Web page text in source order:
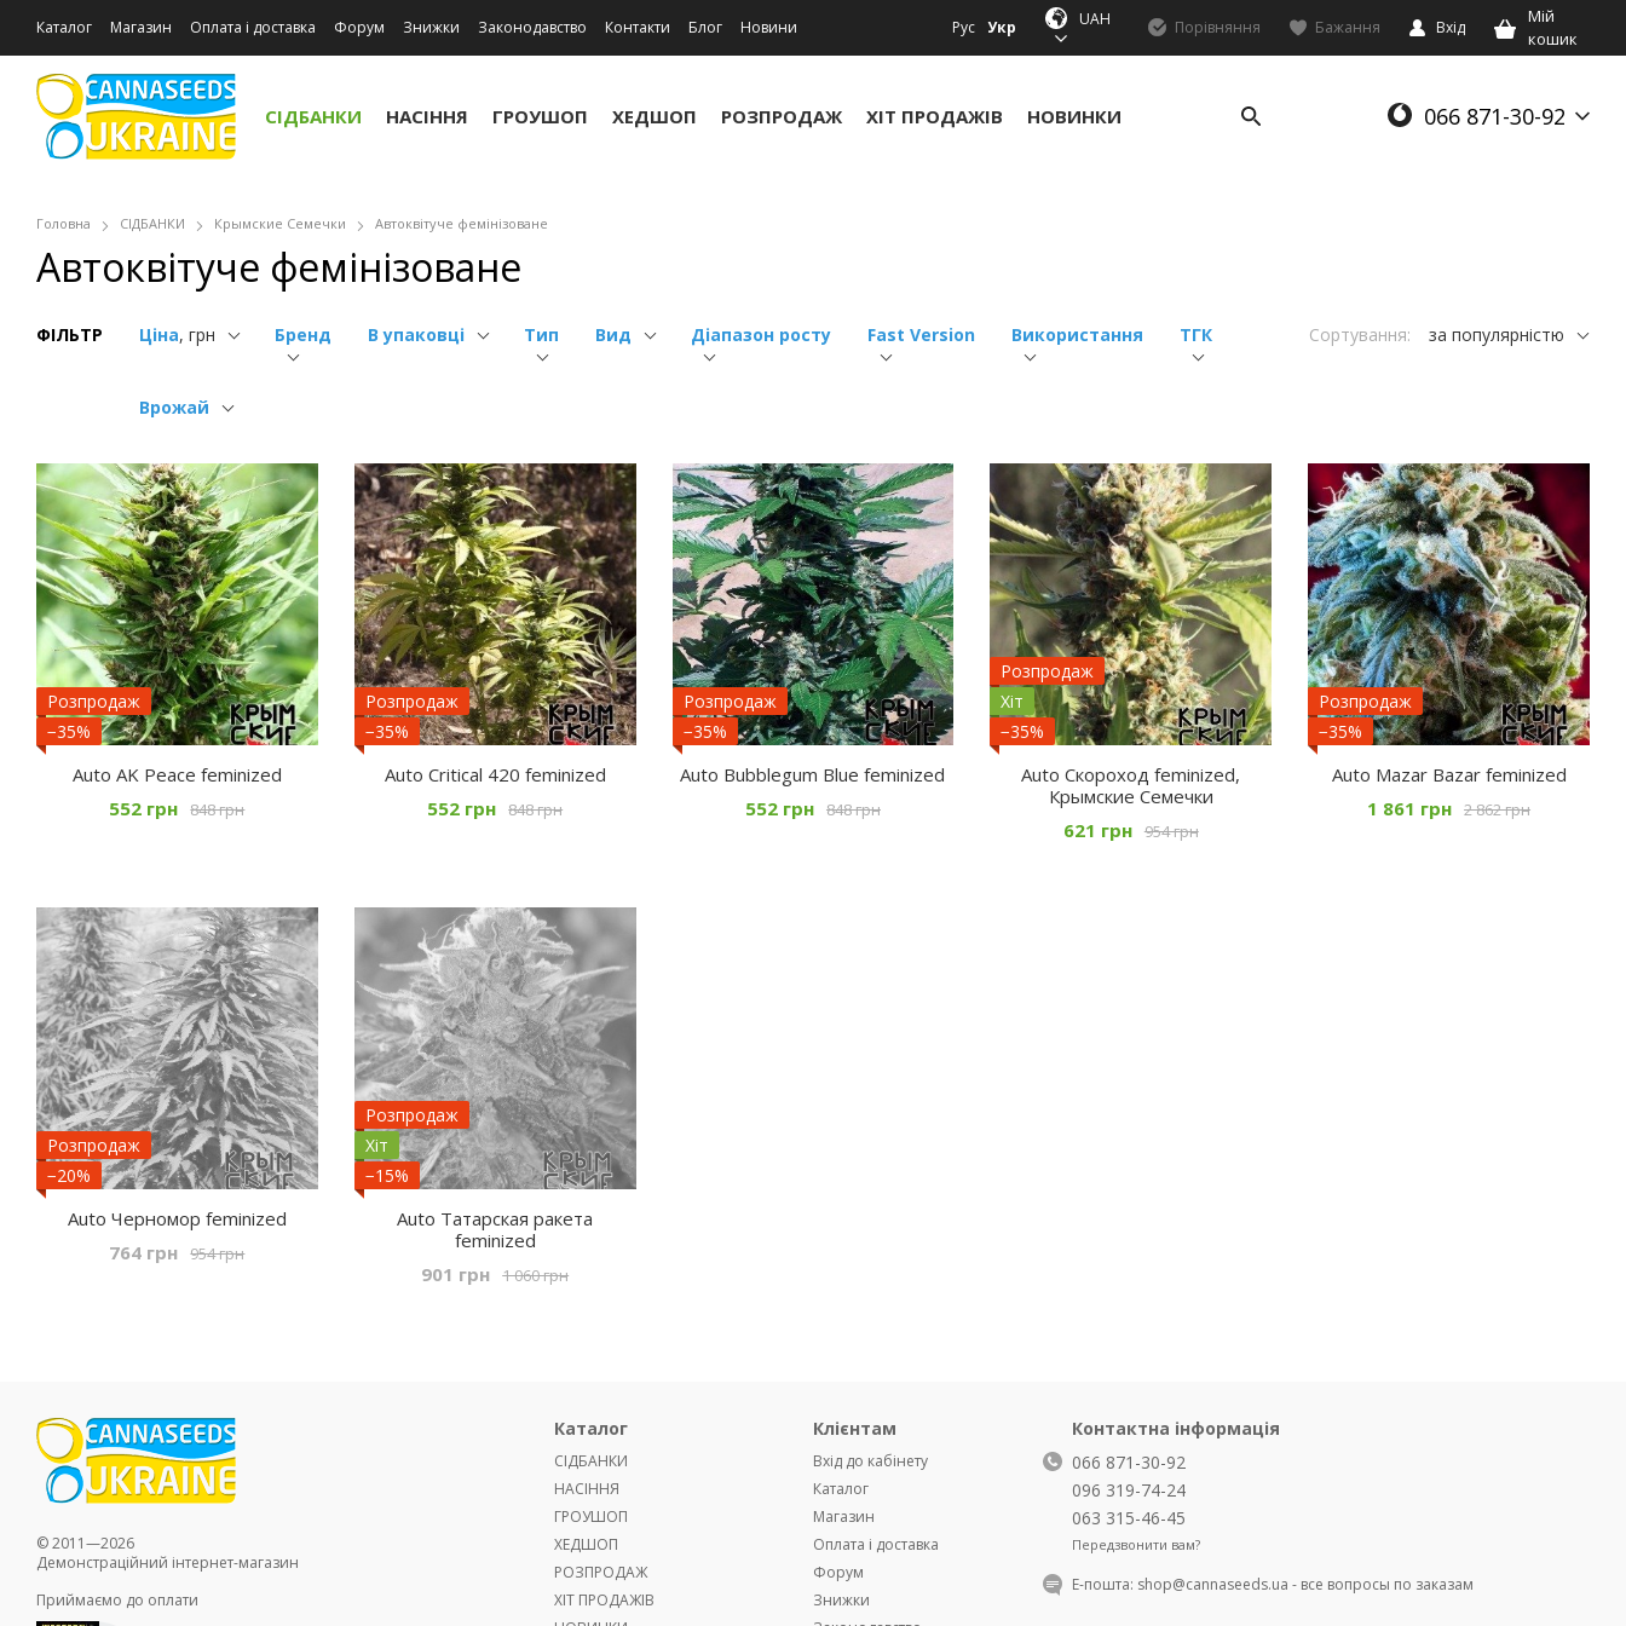
Каталог Магазин Оплата і доставка Форум Знижки Законодавство Контакти Блог
Новини
Рус Укр UAH Порівняння Бажання Вхід
Мій
кошик
СІДБАНКИ НАСІННЯ ГРОУШОП ХЕДШОП РОЗПРОДАЖ ХІТ ПРОДАЖІВ НОВИНКИ 066 871-30-92
Головна СІДБАНКИ Крымские Семечки Автоквітуче фемінізоване
Автоквітуче фемінізоване
ФІЛЬТР Ціна, грн Бренд В упаковці Тип Вид Діапазон росту Fast Version Використання ТГК
Врожай
Сортування: за популярністю
Розпродаж
−35%
Auto AK Peace feminized
848 грн
552 грн
Розпродаж
−35%
Auto Critical 420 feminized
848 грн
552 грн
Розпродаж
−35%
Auto Bubblegum Blue feminized
848 грн
552 грн
Розпродаж
Хіт
−35%
Auto Скороход feminized,
Крымские Семечки
954 грн
621 грн
Розпродаж
−35%
Auto Mazar Bazar feminized
2 862 грн
1 861 грн
Розпродаж
−20%
Auto Черномор feminized
954 грн
764 грн
Розпродаж
Хіт
−15%
Auto Татарская ракета
feminized
1 060 грн
901 грн
© 2011—2026
Демонстраційний інтернет-магазин
Приймаємо до оплати
Каталог
СІДБАНКИ
НАСІННЯ
ГРОУШОП
ХЕДШОП
РОЗПРОДАЖ
ХІТ ПРОДАЖІВ
Клієнтам
Вхід до кабінету
Каталог
Магазин
Оплата і доставка
Форум
Знижки
Контактна інформація
066 871-30-92
096 319-74-24
063 315-46-45
Передзвонити вам?
Е-пошта: shop@cannaseeds.ua - все вопросы по заказам